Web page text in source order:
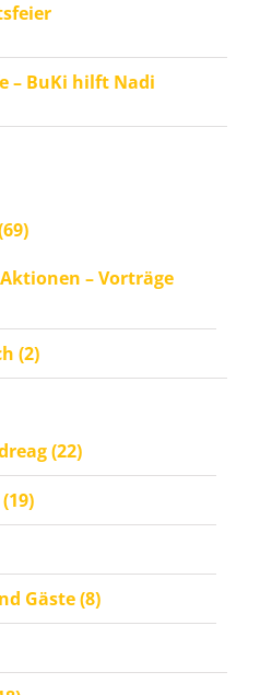
– BuKi hilft Nadi
– Vorträge
(2)
(22)
Gäste (8)